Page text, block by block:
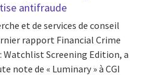
antifraude
et de services de conseil
rapport Financial Crime
Screening Edition, a
note de « Luminary » à CGI